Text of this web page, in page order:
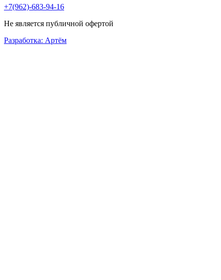
+7(962)-683-94-16
Не является публичной офертой
Разработка: Артём